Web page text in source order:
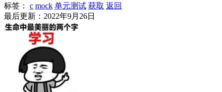
标签：
c mock 单元测试 获取 返回
最后更新：2022年9月26日